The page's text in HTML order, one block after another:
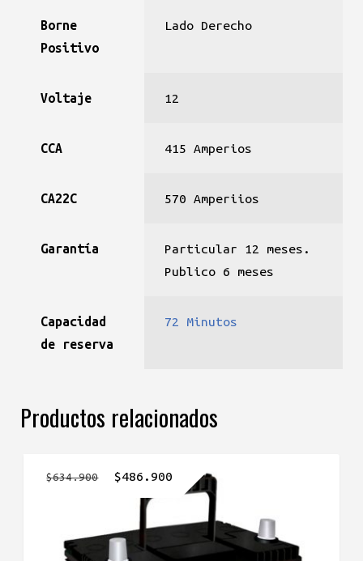
Borne
Positivo
Lado Derecho
Voltaje 12
CCA 415 Amperios
CA22C 570 Amperiios
Garantía
Particular 12 meses.
Publico 6 meses
Capacidad
de reserva
72 Minutos
Productos relacionados
$634.900
El
precio
original
era:
$486.900
precio
actual
es: